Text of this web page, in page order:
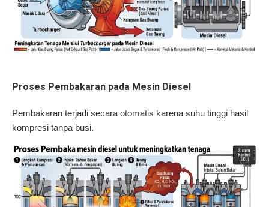
Proses Pembakaran pada Mesin Diesel
Pembakaran terjadi secara otomatis karena suhu tinggi hasil
kompresi tanpa busi.